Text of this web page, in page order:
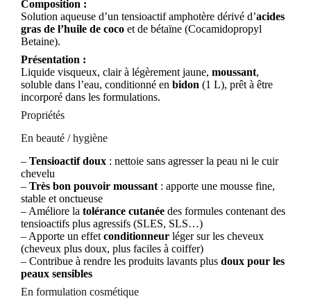
Composition :
Solution aqueuse d’un tensioactif amphotère dérivé d’acides
gras de l’huile de coco et de bétaïne (Cocamidopropyl
Betaine).
Présentation :
Liquide visqueux, clair à légèrement jaune, moussant,
soluble dans l’eau, conditionné en bidon (1 L), prêt à être
incorporé dans les formulations.
Propriétés
En beauté / hygiène
– Tensioactif doux : nettoie sans agresser la peau ni le cuir
chevelu
– Très bon pouvoir moussant : apporte une mousse fine,
stable et onctueuse
– Améliore la tolérance cutanée des formules contenant des
tensioactifs plus agressifs (SLES, SLS…)
– Apporte un effet conditionneur léger sur les cheveux
(cheveux plus doux, plus faciles à coiffer)
– Contribue à rendre les produits lavants plus doux pour les
peaux sensibles
En formulation cosmétique